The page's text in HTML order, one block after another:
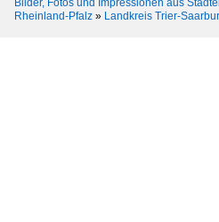
Bilder, Fotos und Impressionen aus
Rheinland-Pfalz » Landkreis Trier-